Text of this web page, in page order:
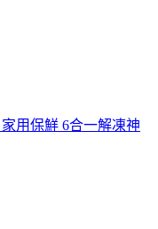
用保鮮 6合一解凍神